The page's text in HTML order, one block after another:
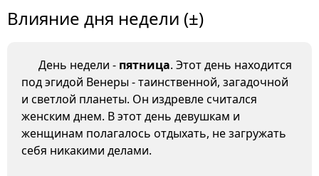
Влияние дня недели (±)
День недели - пятница. Этот день находится
под эгидой Венеры - таинственной, загадочной
и светлой планеты. Он издревле считался
женским днем. В этот день девушкам и
женщинам полагалось отдыхать, не загружать
себя никакими делами.